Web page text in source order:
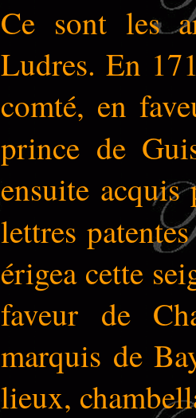
Ce sont les
Ludres. En
comté, en
prince de
ensuite
lettres
érigea cette
faveur de
marquis de
lieux,